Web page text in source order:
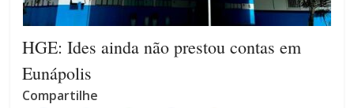
HGE: Ides ainda não prestou contas em
Eunápolis
Compartilhe